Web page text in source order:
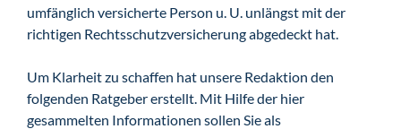
umfänglich versicherte Person u. U. unlängst mit der
richtigen Rechtsschutzversicherung abgedeckt hat.
Um Klarheit zu schaffen hat unsere Redaktion den
folgenden Ratgeber erstellt. Mit Hilfe der hier
gesammelten Informationen sollen Sie als